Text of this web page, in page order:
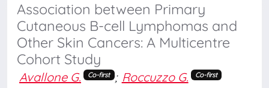
Association between Primary
Cutaneous B-cell Lymphomas and
Other Skin Cancers: A Multicentre
Cohort Study
Avallone G. Co-first ; Roccuzzo G. Co-first